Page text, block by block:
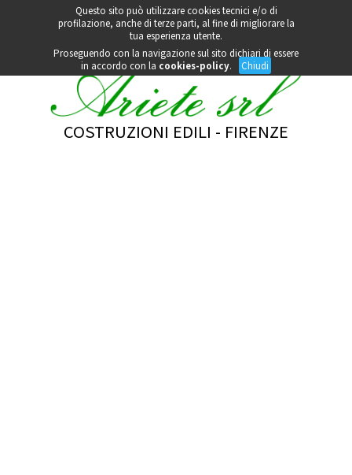
Questo sito può utilizzare cookies tecnici e/o di
profilazione, anche di terze parti, al fine di migliorare la
tua esperienza utente.
Proseguendo con la navigazione sul sito dichiari di essere
in accordo con la cookies-policy. Chiudi
Contattaci al
055 8406149
info@arietefirenze.it
COSTRUZIONI EDILI - FIRENZE